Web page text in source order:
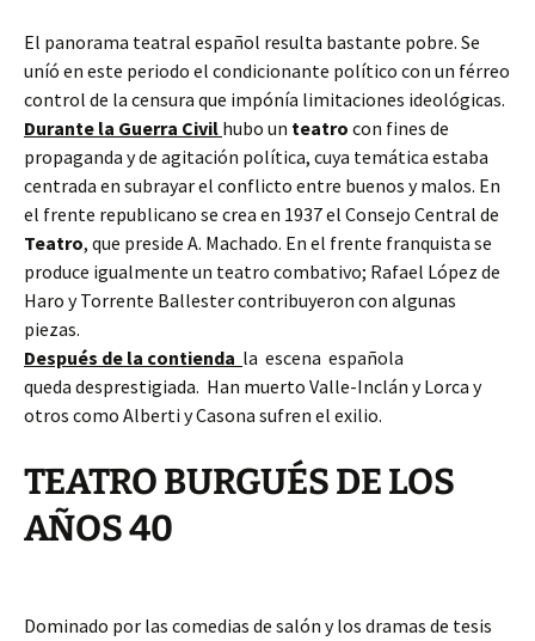
El panorama teatral español resulta bastante pobre. Se
uníó en este periodo el condicionante político con un férreo
control de la censura que impónía limitaciones ideológicas.
Durante la Guerra Civil hubo un teatro con fines de
propaganda y de agitación política, cuya temática estaba
centrada en subrayar el conflicto entre buenos y malos. En
el frente republicano se crea en 1937 el Consejo Central de
Teatro, que preside A. Machado. En el frente franquista se
produce igualmente un teatro combativo; Rafael López de
Haro y Torrente Ballester contribuyeron con algunas
piezas.
Después de la contienda la escena española
queda desprestigiada. Han muerto Valle-Inclán y Lorca y
otros como Alberti y Casona sufren el exilio.
TEATRO BURGUÉS DE LOS
AÑOS 40
Dominado por las comedias de salón y los dramas de tesis